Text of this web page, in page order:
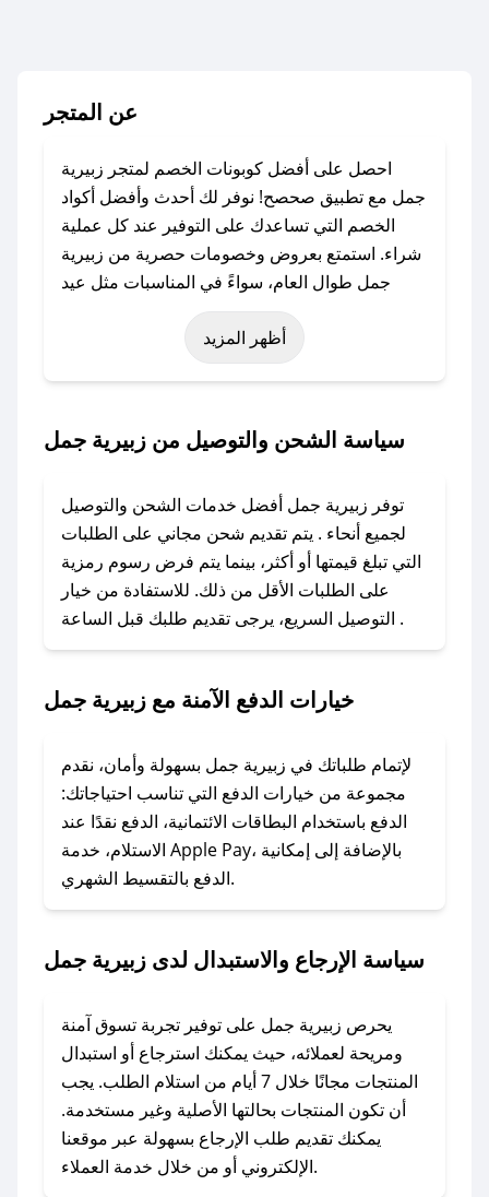
عن المتجر
احصل على أفضل كوبونات الخصم لمتجر زبيرية
جمل مع تطبيق صحصح! نوفر لك أحدث وأفضل أكواد
الخصم التي تساعدك على التوفير عند كل عملية
شراء. استمتع بعروض وخصومات حصرية من زبيرية
جمل طوال العام، سواءً في المناسبات مثل عيد
الفطر، عيد الأضحى، الجمعة البيضاء (شهر نوفمبر)،
رمضان، اليوم الوطني، يوم التأسيس، أو حتى عروض
باستخدام تطبيق صحصح، يمكنك العثور بسهولة على
تواصل معنا عبر تويتر أو البريد الإلكتروني لإضافته
بسرعة.
### كيفية استخدام كود خصم زبيرية جمل؟
1. انسخ كود الخصم من تطبيق صحصح.
2. الصقه في خانة الدفع عند التسوق من زبيرية
لا تقلق! يمكنك التواصل مع فريق دعم صحصح عبر
الرسائل الخاصة على تويتر أو البريد الإلكتروني،
وسنقوم بحل المشكلة في أسرع وقت ممكن.
### ماذا أفعل إذا لم أجد كود خصم لمتجري
المفضل؟
مراسلتنا مباشرة وسنعمل على توفير الكوبونات في
### كيف تحصل على كوبونات خصم حصرية من
زبيرية جمل؟
للحصول على كوبونات وخصومات حصرية، قم بما
يلي:
- اضغط على أيقونة متابعة لمتجر زبيرية جمل في
أظهر المزيد
سياسة الشحن والتوصيل من زبيرية جمل
توفر زبيرية جمل أفضل خدمات الشحن والتوصيل
لجميع أنحاء . يتم تقديم شحن مجاني على الطلبات
التي تبلغ قيمتها أو أكثر، بينما يتم فرض رسوم رمزية
على الطلبات الأقل من ذلك. للاستفادة من خيار
التوصيل السريع، يرجى تقديم طلبك قبل الساعة .
خيارات الدفع الآمنة مع زبيرية جمل
لإتمام طلباتك في زبيرية جمل بسهولة وأمان، نقدم
مجموعة من خيارات الدفع التي تناسب احتياجاتك:
الدفع باستخدام البطاقات الائتمانية، الدفع نقدًا عند
الاستلام، خدمة Apple Pay، بالإضافة إلى إمكانية
الدفع بالتقسيط الشهري.
سياسة الإرجاع والاستبدال لدى زبيرية جمل
يحرص زبيرية جمل على توفير تجربة تسوق آمنة
ومريحة لعملائه، حيث يمكنك استرجاع أو استبدال
المنتجات مجانًا خلال 7 أيام من استلام الطلب. يجب
أن تكون المنتجات بحالتها الأصلية وغير مستخدمة.
يمكنك تقديم طلب الإرجاع بسهولة عبر موقعنا
الإلكتروني أو من خلال خدمة العملاء.